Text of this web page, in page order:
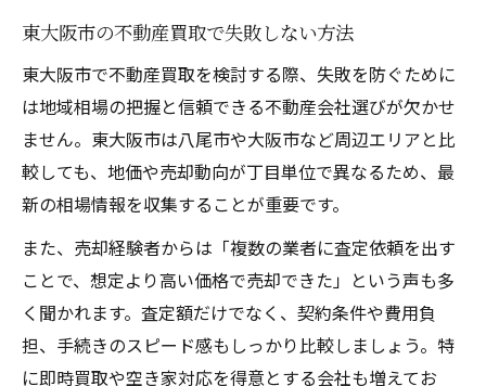
複数査定で納得の不動産買取価格を実現
おすすめできる不動産買取業者の選び方
査定前に知っておきたい東大阪市の市場動向
不動産買取を左右する東大阪市の市場傾向
エリアごとに異なる不動産査定の視点とは
八尾市や周辺地域との価格比較の重要性
東大阪市で人気のある物件タイプを解説
新築や建売業者との違いにも注目しよう
不動産買取活用で資産整理をスムーズに進める
不動産買取利用で資産整理が簡単になる理
東大阪市の不動産買取で失敗しない方法
東大阪市で不動産買取を検討する際、失敗を防ぐために
は地域相場の把握と信頼できる不動産会社選びが欠かせ
ません。東大阪市は八尾市や大阪市など周辺エリアと比
較しても、地価や売却動向が丁目単位で異なるため、最
新の相場情報を収集することが重要です。
また、売却経験者からは「複数の業者に査定依頼を出す
ことで、想定より高い価格で売却できた」という声も多
く聞かれます。査定額だけでなく、契約条件や費用負
担、手続きのスピード感もしっかり比較しましょう。特
に即時買取や空き家対応を得意とする会社も増えてお